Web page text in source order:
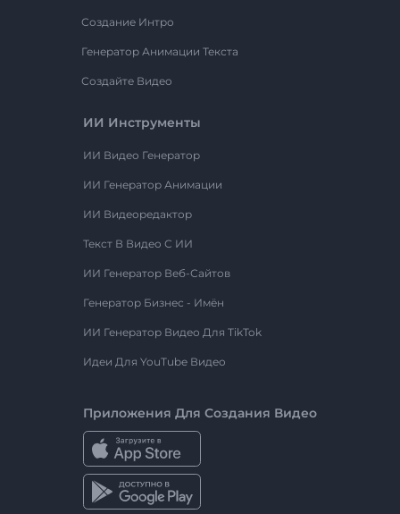
Создание Интро
Генератор Анимации Текста
Создайте Видео
ИИ Инструменты
ИИ Видео Генератор
ИИ Генератор Анимации
ИИ Видеоредактор
Текст В Видео С ИИ
ИИ Генератор Веб-Сайтов
Генератор Бизнес - Имён
ИИ Генератор Видео Для TikTok
Идеи Для YouTube Видео
Приложения Для Создания Видео